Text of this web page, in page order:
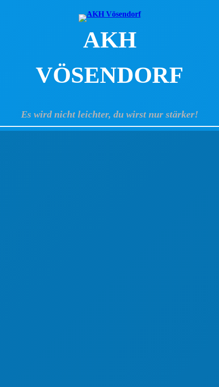
AKH
VÖSENDORF
Es wird nicht leichter, du wirst nur stärker!